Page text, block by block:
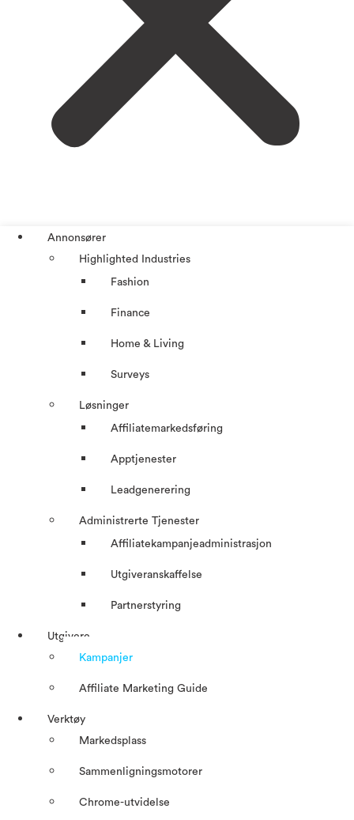
Annonsører
Highlighted Industries
Fashion
Finance
Home & Living
Surveys
Løsninger
Affiliatemarkedsføring
Apptjenester
Leadgenerering
Administrerte Tjenester
Affiliatekampanjeadministrasjon
Utgiveranskaffelse
Partnerstyring
Utgivere
Kampanjer
Affiliate Marketing Guide
Verktøy
Markedsplass
Sammenligningsmotorer
Chrome-utvidelse